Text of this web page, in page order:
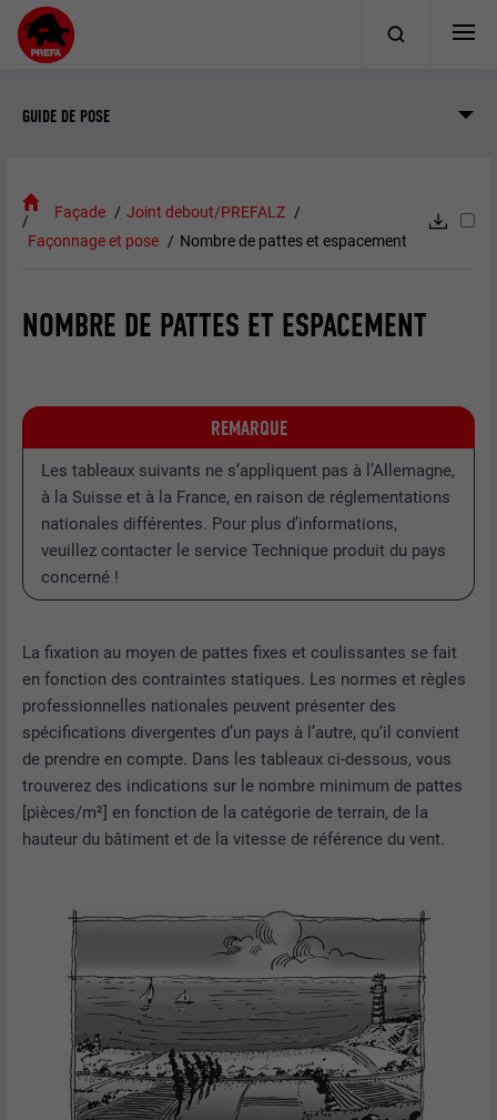
GUIDE DE POSE
Façade
Joint debout/PREFALZ
Façonnage et pose
Nombre de pattes et espacement
NOMBRE DE PATTES ET ESPACEMENT
REMARQUE
Les tableaux suivants ne s’appliquent pas à l’Allemagne,
à la Suisse et à la France, en raison de réglementations
nationales différentes. Pour plus d’informations,
veuillez contacter le service Technique produit du pays
concerné !
La fixation au moyen de pattes fixes et coulissantes se fait
en fonction des contraintes statiques. Les normes et règles
professionnelles nationales peuvent présenter des
spécifications divergentes d’un pays à l’autre, qu’il convient
de prendre en compte. Dans les tableaux ci-dessous, vous
trouverez des indications sur le nombre minimum de pattes
[pièces/m²] en fonction de la catégorie de terrain, de la
hauteur du bâtiment et de la vitesse de référence du vent.